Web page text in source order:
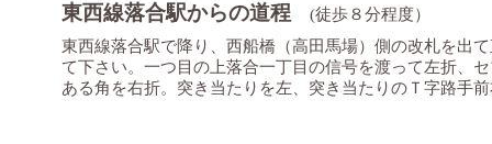
東西線落合駅からの道程
(徒歩８分程度）
東西線落合駅で降り、西船橋（高田馬場）側の改札を出
て下さい。一つ目の上落合一丁目の信号を渡って左折、
ある角を右折。突き当たりを左、突き当たりのＴ字路手